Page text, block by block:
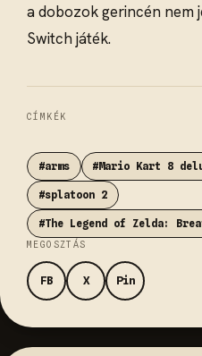
a dobozok gerincén nem
Switch játék.
CÍMKÉK
#arms #Mario Kart 8
#splatoon 2
#The Legend of Zelda:
MEGOSZTÁS
FB X Pin